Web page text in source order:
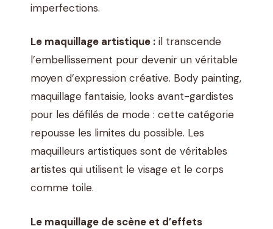
imperfections.
Le maquillage artistique : il transcende
l’embellissement pour devenir un véritable
moyen d’expression créative. Body painting,
maquillage fantaisie, looks avant-gardistes
pour les défilés de mode : cette catégorie
repousse les limites du possible. Les
maquilleurs artistiques sont de véritables
artistes qui utilisent le visage et le corps
comme toile.
Le maquillage de scène et d’effets